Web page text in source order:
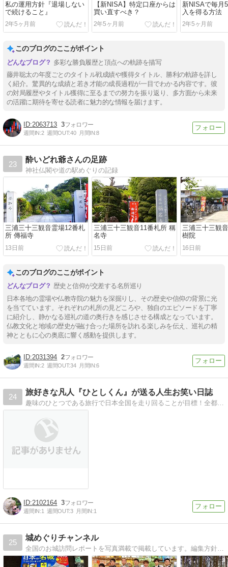
私の運用方針『退場しない
で続けること』
2年5ヶ月前
【新NISA】特定口座からは
買い直すべき？
2年5ヶ月前
新NISAで毎月
入を得る方法
2年5ヶ月前
このブログのここがポイント
多彩な勝負履歴と頂点への軌跡を描写
藤井聡太の年度ごとのタイトル戦成績や獲得タイトル、勝利の軌跡を詳し
く紹介。驚異的な成績と若き才能の成長過程が一目でわかる内容です。彼
の対局履歴やタイトル獲得に至るまでの努力を振り返り、多方面から未来
の活躍に期待を寄せる読者に魅力的な情報を届けます。
2063713 3
週間IN:2 週間OUT:40 月間IN:8
23
酔いどれ爺さんの足跡
神社仏閣や道の駅めぐりの記録
三浦三十三観音霊場12番札
所 傳福寺
13日前
三浦三十三観音11番札所 稱
名寺
15日前
三浦三十三観
樹院
16日前
このブログのここがポイント
歴史と信仰が交差する名所巡り
日本各地の霊場や仏教寺院の魅力を深掘りし、その歴史や信仰の背景に光
を当てています。それぞれの札所の見どころや、独自のエピソードを丁寧
に紹介し、静かなる巡礼の道の奥行きを感じさせる構成となっています。
仏教文化と地域の歴史が融け合った場所を訪れる楽しみを伝え、巡礼の精
神とともに心の奥底に響く感動を提供します。
2031394 2
週間IN:2 週間OUT:34 月間IN:6
24
旅好きな凡人『ひとしくん』が送る人生お笑い日誌
趣味のひとつである旅行で日本全国を走り回ることが目標！全都道府県制覇まで残り『９』です。日本三景と国宝５城は制覇しております！自分にブログ才能あるのかは解りませんが、おなかいっぱいになっていただければ光栄です。
2102164 3
週間IN:1 週間OUT:3 月間IN:1
25
城めぐりチャンネル
全国のお城訪問レポートを写真満載で掲載しています。編集方針は「読めば行った気になる詳細お城レポート」。近世城郭から中世山城、古代遺跡まで、まんべんなく。